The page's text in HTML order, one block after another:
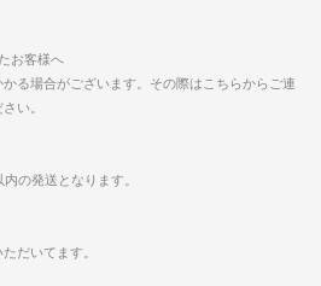
お客様へ
る場合がございます。その際はこちらからご連
い。
の発送となります。
だいてます。